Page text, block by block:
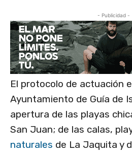
- Publicidad -
El protocolo de actuación
Ayuntamiento de Guía de
apertura de las playas
San Juan; de las calas,
naturales de La Jaquita y